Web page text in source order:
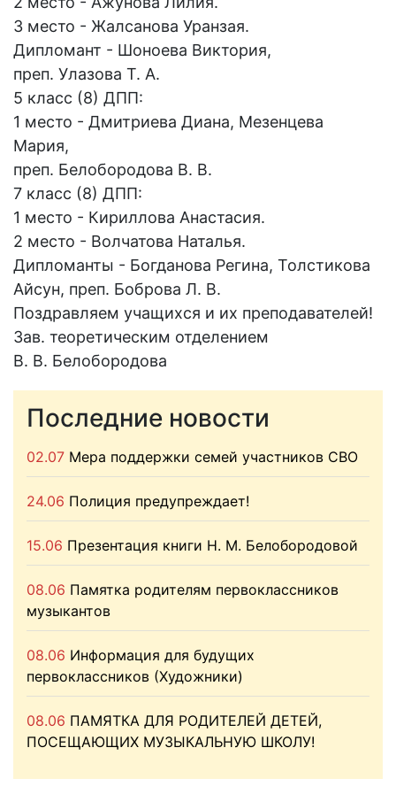
3 место - Жалсанова Уранзая.
Дипломант - Шоноева Виктория,
преп. Улазова Т. А.
5 класс (8) ДПП:
1 место - Дмитриева Диана, Мезенцева
Мария,
преп. Белобородова В. В.
7 класс (8) ДПП:
1 место - Кириллова Анастасия.
2 место - Волчатова Наталья.
Дипломанты - Богданова Регина, Толстикова
Айсун, преп. Боброва Л. В.
Поздравляем учащихся и их преподавателей!
Зав. теоретическим отделением
В. В. Белобородова
Последние новости
02.07 Мера поддержки семей участников СВО
24.06 Полиция предупреждает!
15.06 Презентация книги Н. М. Белобородовой
08.06 Памятка родителям первоклассников
музыкантов
08.06 Информация для будущих
первоклассников (Художники)
08.06 ПАМЯТКА ДЛЯ РОДИТЕЛЕЙ ДЕТЕЙ,
ПОСЕЩАЮЩИХ МУЗЫКАЛЬНУЮ ШКОЛУ!